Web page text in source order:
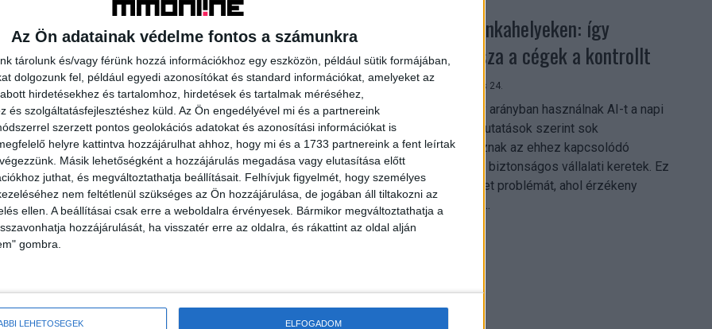
Az Ön adatainak védelme fontos a számunkra
tárolunk és/vagy férünk hozzá információkhoz egy eszközön, például sütik formájában,
dolgozunk fel, például egyedi azonosítókat és standard információkat, amelyeket az
hirdetésekhez és tartalomhoz, hirdetések és tartalmak méréséhez,
és szolgáltatásfejlesztéshez küld. Az Ön engedélyével mi és a partnereink
szerzett pontos geolokációs adatokat és azonosítási információkat is
helyre kattintva hozzájárulhat ahhoz, hogy mi és a 1733 partnereink a fent leírtak
Másik lehetőségként a hozzájárulás megadása vagy elutasítása előtt
juthat, és megváltoztathatja beállításait. Felhívjuk figyelmét, hogy személyes
nem feltétlenül szükséges az Ön hozzájárulása, de jogában áll tiltakozni az
ellen. A beállításai csak erre a weboldalra érvényesek. Bármikor megváltoztathatja a
hozzájárulását, ha visszatér erre az oldalra, és rákattint az oldal alján
gombra.
LEHETŐSÉGEK ELFOGADOM
termel magyar, ukrán, szerb, illetve román
termékeik megrendelői között számos ismert
is. Gyártási folyamataik során gyakran alkalmaznak
mára az egyik vezető private label (saját márkás)
vezérigazgatója nyerte el. A 2016-ban, klasszikus
meg a hazai e-logisztikai szektorban, amelyek nem csak
első helyet szerzett magának az iparágban. A
tervezésnek köszönhető, hogy a pénzügyi
meghódítása is napirenden van.
a Bold Agro Kft. ügyvezetője kapta. Az alapító valódi
cégcsoportot, amely a hajdúsági Derecskét feltette
fogva fontos alapelv számára, hogy a
hatékonyan és fenntartható módon művelni. A társaság
almát állít elő ezen elvek mentén.
Shadow AI a munkahelyeken: így
szerezhetik vissza a cégek a kontrollt
Digital Center 2026. július 24.
A munkavállalók nagy arányban használnak AI-t a napi
munkában, ám friss kutatások szerint sok
szervezetnél hiányoznak az ehhez kapcsolódó
világos irányelvek és biztonságos vállalati keretek. Ez
különösen ott jelenthet problémát, ahol érzékeny
üzleti információkkal...